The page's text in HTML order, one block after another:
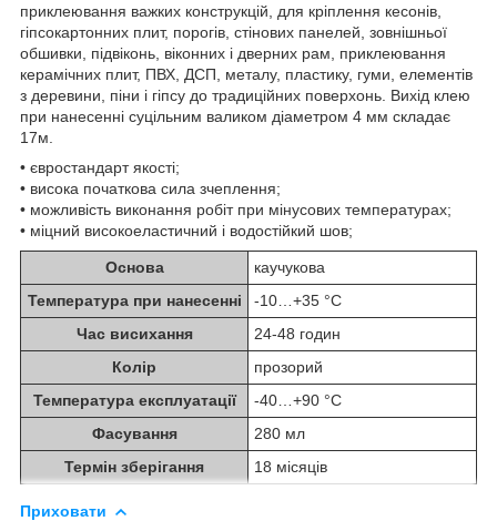
приклеювання важких конструкцій, для кріплення кесонів,
гіпсокартонних плит, порогів, стінових панелей, зовнішньої
обшивки, підвіконь, віконних і дверних рам, приклеювання
керамічних плит, ПВХ, ДСП, металу, пластику, гуми, елементів
з деревини, піни і гіпсу до традиційних поверхонь. Вихід клею
при нанесенні суцільним валиком діаметром 4 мм складає
17м.
• євростандарт якості;
• висока початкова сила зчеплення;
• можливість виконання робіт при мінусових температурах;
• міцний високоеластичний і водостійкий шов;
Основа
каучукова
Температура при нанесенні
-10…+35 °C
Час висихання
24-48 годин
Колір
прозорий
Температура експлуатації
-40…+90 °C
Фасування
280 мл
Термін зберігання
18 місяців
Приховати